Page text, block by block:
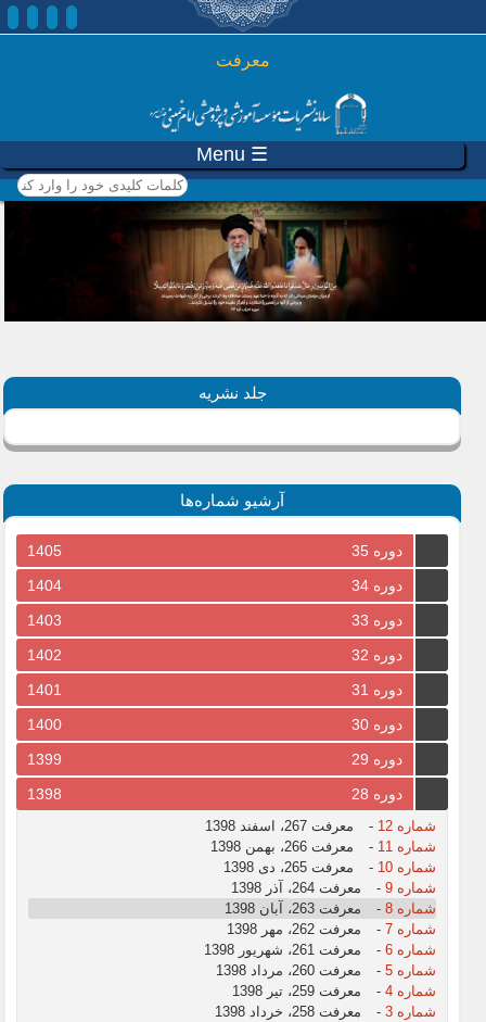
رفتن به محتوای اصلی
معرفت
☰ Menu
کلمات کلیدی خود را وارد
کنید
جلد نشریه
آرشیو شماره‌ها
دوره 35
1405
دوره 34
1404
دوره 33
1403
دوره 32
1402
دوره 31
1401
دوره 30
1400
دوره 29
1399
دوره 28
1398
شماره 12 -
معرفت 267، اسفند 1398
شماره 11
-
معرفت 266، بهمن 1398
شماره 10
-
معرفت 265، دی 1398
شماره 9
-
معرفت 264، آذر 1398
شماره 8
-
معرفت 263، آبان 1398
شماره 7
-
معرفت 262، مهر 1398
شماره 6
-
معرفت 261، شهریور 1398
شماره 5
-
معرفت 260، مرداد 1398
شماره 4
-
معرفت 259، تیر 1398
شماره 3
-
معرفت 258، خرداد 1398